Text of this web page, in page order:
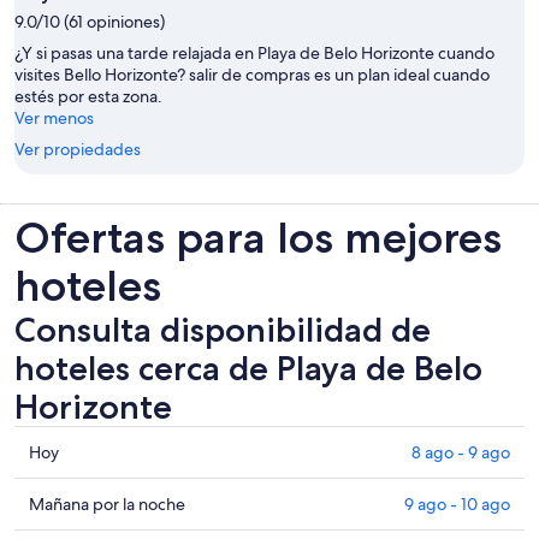
9.0/10 (61 opiniones)
¿Y si pasas una tarde relajada en Playa de Belo Horizonte cuando
visites Bello Horizonte? salir de compras es un plan ideal cuando
estés por esta zona.
Ver menos
Ver propiedades
Ofertas para los mejores
hoteles
Consulta disponibilidad de
hoteles cerca de Playa de Belo
Horizonte
Consultar
los
precios
cerca
Hoy 8 ago - 9 ago
Consultar
precios
Mañana por la noche 9 ago - 10 ago